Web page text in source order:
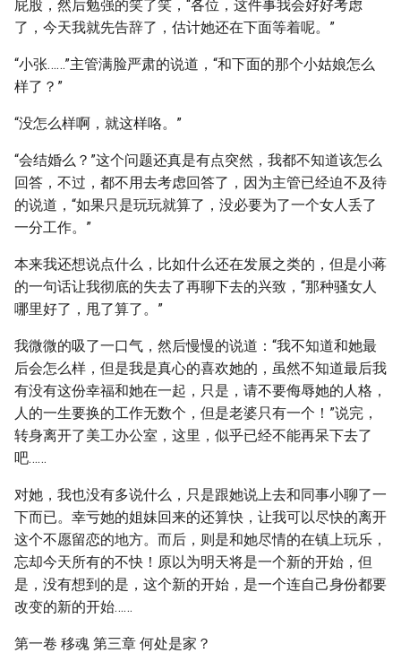
屁股，然后勉强的笑了笑，“各位，这件事我会好好考虑
了，今天我就先告辞了，估计她还在下面等着呢。”
“小张……”主管满脸严肃的说道，“和下面的那个小姑娘怎么
样了？”
“没怎么样啊，就这样咯。”
“会结婚么？”这个问题还真是有点突然，我都不知道该怎么
回答，不过，都不用去考虑回答了，因为主管已经迫不及待
的说道，“如果只是玩玩就算了，没必要为了一个女人丢了
一分工作。”
本来我还想说点什么，比如什么还在发展之类的，但是小蒋
的一句话让我彻底的失去了再聊下去的兴致，“那种骚女人
哪里好了，甩了算了。”
我微微的吸了一口气，然后慢慢的说道：“我不知道和她最
后会怎么样，但是我是真心的喜欢她的，虽然不知道最后我
有没有这份幸福和她在一起，只是，请不要侮辱她的人格，
人的一生要换的工作无数个，但是老婆只有一个！”说完，
转身离开了美工办公室，这里，似乎已经不能再呆下去了
吧……
对她，我也没有多说什么，只是跟她说上去和同事小聊了一
下而已。幸亏她的姐妹回来的还算快，让我可以尽快的离开
这个不愿留恋的地方。而后，则是和她尽情的在镇上玩乐，
忘却今天所有的不快！原以为明天将是一个新的开始，但
是，没有想到的是，这个新的开始，是一个连自己身份都要
改变的新的开始……
第一卷 移魂 第三章 何处是家？